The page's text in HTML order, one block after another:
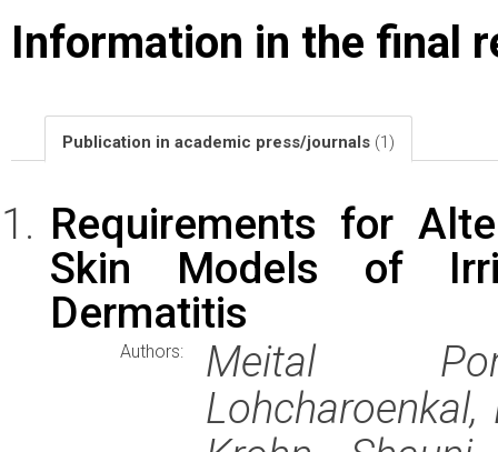
Information in the final
Publication in academic press/journals (1)
Requirements for
Skin Models of
Dermatitis
Authors:
Meital